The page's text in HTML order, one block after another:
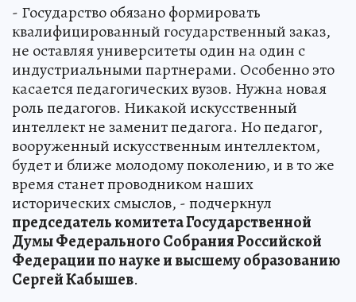
- Государство обязано формировать
квалифицированный государственный заказ,
не оставляя университеты один на один с
индустриальными партнерами. Особенно это
касается педагогических вузов. Нужна новая
роль педагогов. Никакой искусственный
интеллект не заменит педагога. Но педагог,
вооруженный искусственным интеллектом,
будет и ближе молодому поколению, и в то же
время станет проводником наших
исторических смыслов, - подчеркнул
председатель комитета Государственной
Думы Федерального Собрания Российской
Федерации по науке и высшему образованию
Сергей Кабышев.